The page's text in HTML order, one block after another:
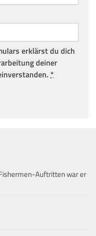
erklärst du dich
deiner
*
Auftritten war er